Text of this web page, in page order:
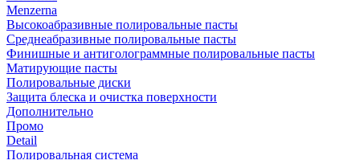
Menzerna
Высокоабразивные полировальные пасты
Среднеабразивные полировальные пасты
Финишные и антиголограммные полировальные пасты
Матирующие пасты
Полировальные диски
Защита блеска и очистка поверхности
Дополнительно
Промо
Detail
Полировальная система